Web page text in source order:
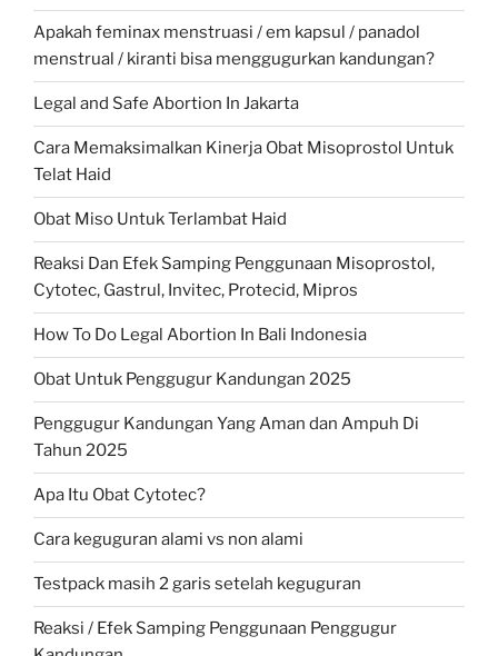
Apakah feminax menstruasi / em kapsul / panadol
menstrual / kiranti bisa menggugurkan kandungan?
Legal and Safe Abortion In Jakarta
Cara Memaksimalkan Kinerja Obat Misoprostol Untuk
Telat Haid
Obat Miso Untuk Terlambat Haid
Reaksi Dan Efek Samping Penggunaan Misoprostol,
Cytotec, Gastrul, Invitec, Protecid, Mipros
How To Do Legal Abortion In Bali Indonesia
Obat Untuk Penggugur Kandungan 2025
Penggugur Kandungan Yang Aman dan Ampuh Di
Tahun 2025
Apa Itu Obat Cytotec?
Cara keguguran alami vs non alami
Testpack masih 2 garis setelah keguguran
Reaksi / Efek Samping Penggunaan Penggugur